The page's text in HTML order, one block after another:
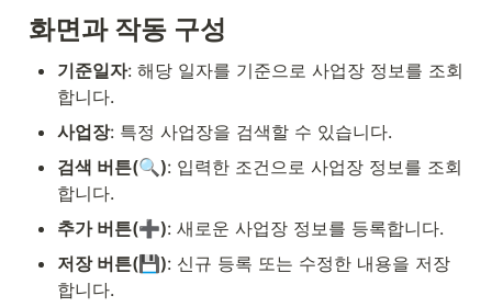
화면과 작동 구성
기준일자: 해당 일자를 기준으로 사업장 정보를 조회
합니다.
사업장: 특정 사업장을 검색할 수 있습니다.
검색 버튼(🔍): 입력한 조건으로 사업장 정보를 조회
합니다.
추가 버튼(➕): 새로운 사업장 정보를 등록합니다.
저장 버튼(💾): 신규 등록 또는 수정한 내용을 저장
합니다.